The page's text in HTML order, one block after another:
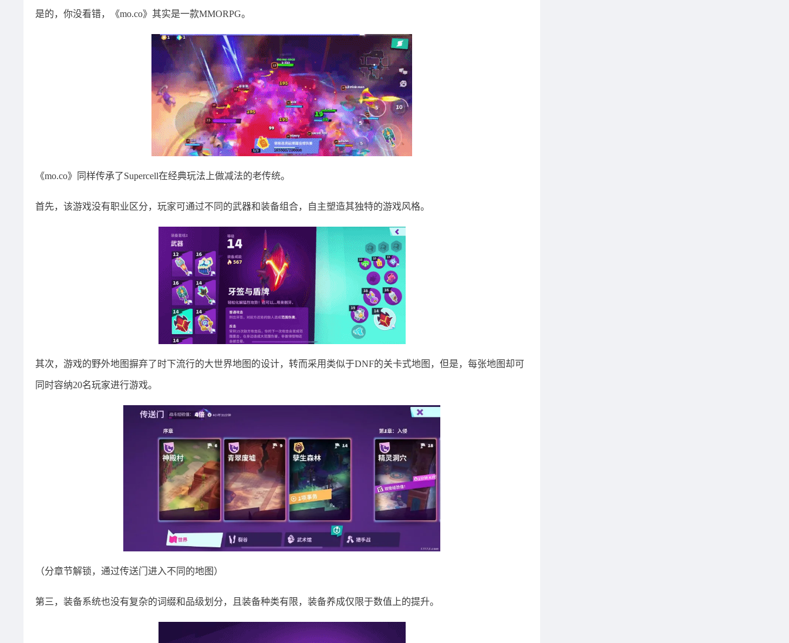
是的，你没看错，《mo.co》其实是一款MMORPG。
《mo.co》同样传承了Supercell在经典玩法上做减法的老传统。
首先，该游戏没有职业区分，玩家可通过不同的武器和装备组合，自主塑造其独特的游戏风格。
其次，游戏的野外地图摒弃了时下流行的大世界地图的设计，转而采用类似于DNF的关卡式地图，但是，每张地图却可
同时容纳20名玩家进行游戏。
（分章节解锁，通过传送门进入不同的地图）
第三，装备系统也没有复杂的词缀和品级划分，且装备种类有限，装备养成仅限于数值上的提升。